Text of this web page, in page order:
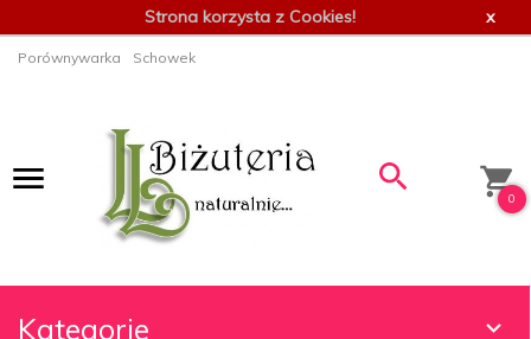
Strona korzysta z Cookies! x
Porównywarka Schowek
0
Kategorie